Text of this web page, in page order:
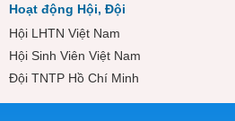
Hoạt động Hội, Đội
Hội LHTN Việt Nam
Hội Sinh Viên Việt Nam
Đội TNTP Hồ Chí Minh